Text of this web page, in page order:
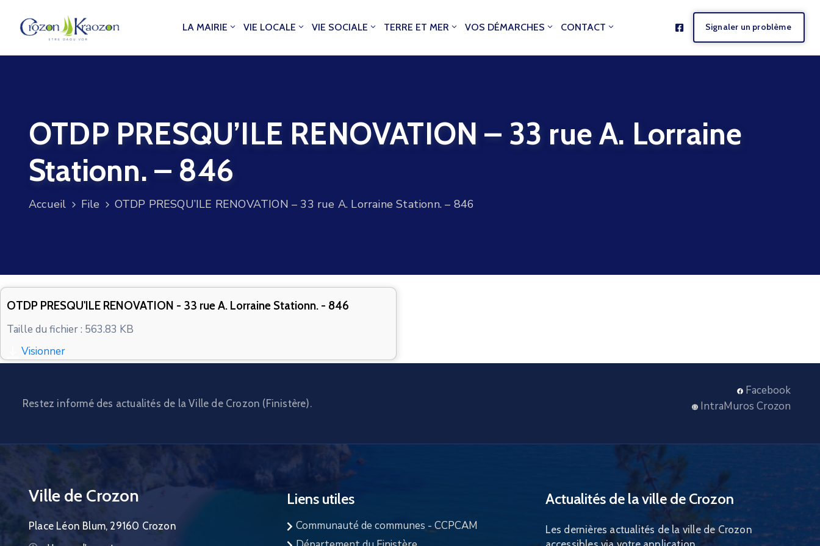
LA MAIRIE VIE LOCALE VIE SOCIALE TERRE ET MER VOS DÉMARCHES CONTACT Signaler un problème
OTDP PRESQU’ILE RENOVATION – 33 rue A. Lorraine
Stationn. – 846
Accueil File OTDP PRESQU’ILE RENOVATION – 33 rue A. Lorraine Stationn. – 846
OTDP PRESQU'ILE RENOVATION - 33 rue A. Lorraine Stationn. - 846
Taille du fichier : 563.83 KB
Visionner
Restez informé des actualités de la Ville de Crozon (Finistère).
Facebook
IntraMuros Crozon
Ville de Crozon
Place Léon Blum, 29160 Crozon
Liens utiles
Communauté de communes - CCPCAM
Actualités de la ville de Crozon
Les dernières actualités de la ville de Crozon